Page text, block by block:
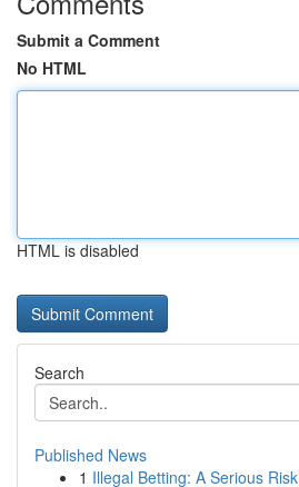
Submit a Comment
No HTML
HTML is disabled
Search
Published News
1 Illegal Betting: A Serious Risk